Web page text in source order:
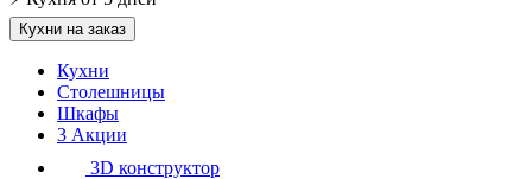
Кухни на заказ
Кухни
Столешницы
Шкафы
3 Акции
3D конструктор